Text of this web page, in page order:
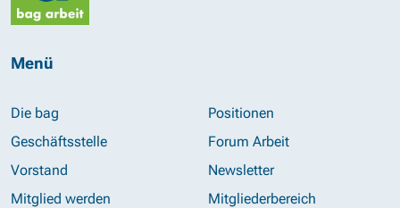
Menü
Die bag
Geschäftsstelle
Vorstand
Mitglied werden
Positionen
Forum Arbeit
Newsletter
Mitgliederbereich